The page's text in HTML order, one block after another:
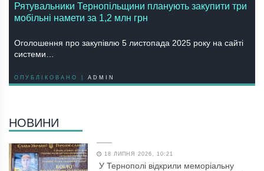
Рятувальники Тернопільщини планують закупити три
мобільні намети за 1,2 млн грн
Оголошення про закупівлю 5 листопада 2025 року на сайті
системи…
ОПУБЛІКОВАНО | ADMIN
НОВИНИ
18 ЛИПНЯ 2026, 10:21
У Тернополі відкрили меморіальну